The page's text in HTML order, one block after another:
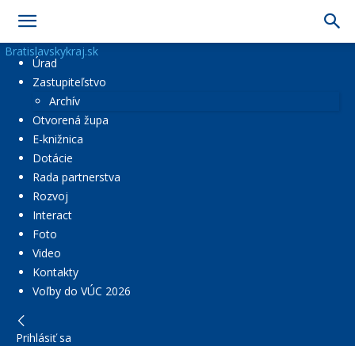
Bratislavskykraj.sk
Úrad
Zastupiteľstvo
Archív
Otvorená župa
E-knižnica
Dotácie
Rada partnerstva
Rozvoj
Interact
Foto
Video
Kontakty
Voľby do VÚC 2026
Prihlásiť sa